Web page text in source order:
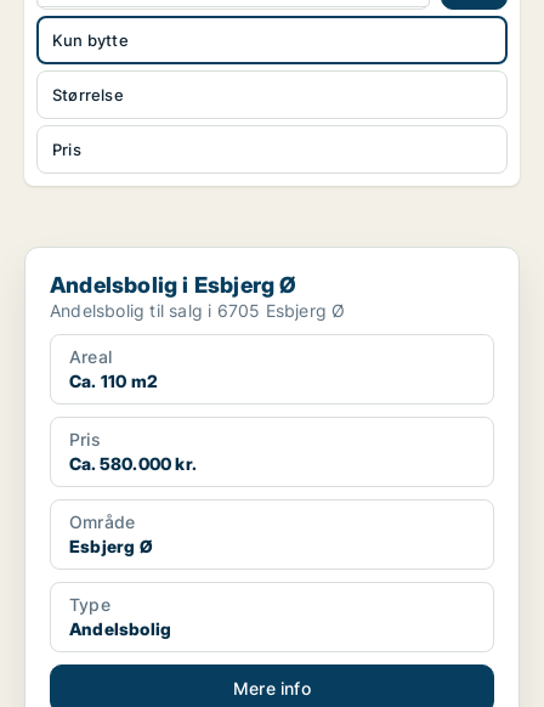
Størrelse
Pris
Kun bytte
Andelsbolig i Esbjerg Ø
Andelsbolig i Esbjerg Ø
Andelsbolig til salg i 6705 Esbjerg Ø
Areal
Ca. 110 m2
Pris
Ca. 580.000 kr.
Område
Esbjerg Ø
Type
Andelsbolig
Mere info